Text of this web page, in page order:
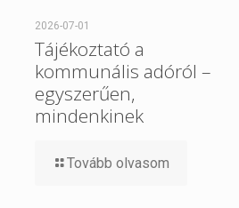
2026-07-01
Tájékoztató a
kommunális adóról –
egyszerűen,
mindenkinek
Tovább olvasom